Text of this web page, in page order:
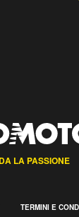
LA PASSIONE
TERMINI E